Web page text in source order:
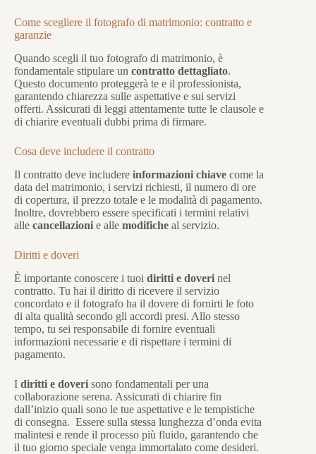
Come scegliere il fotografo di matrimonio: contratto e
garanzie
Quando scegli il tuo fotografo di matrimonio, è
fondamentale stipulare un contratto dettagliato.
Questo documento proteggerà te e il professionista,
garantendo chiarezza sulle aspettative e sui servizi
offerti. Assicurati di leggi attentamente tutte le clausole e
di chiarire eventuali dubbi prima di firmare.
Cosa deve includere il contratto
Il contratto deve includere informazioni chiave come la
data del matrimonio, i servizi richiesti, il numero di ore
di copertura, il prezzo totale e le modalità di pagamento.
Inoltre, dovrebbero essere specificati i termini relativi
alle cancellazioni e alle modifiche al servizio.
Diritti e doveri
È importante conoscere i tuoi diritti e doveri nel
contratto. Tu hai il diritto di ricevere il servizio
concordato e il fotografo ha il dovere di fornirti le foto
di alta qualità secondo gli accordi presi. Allo stesso
tempo, tu sei responsabile di fornire eventuali
informazioni necessarie e di rispettare i termini di
pagamento.
I diritti e doveri sono fondamentali per una
collaborazione serena. Assicurati di chiarire fin
dall’inizio quali sono le tue aspettative e le tempistiche
di consegna. Essere sulla stessa lunghezza d’onda evita
malintesi e rende il processo più fluido, garantendo che
il tuo giorno speciale venga immortalato come desideri.